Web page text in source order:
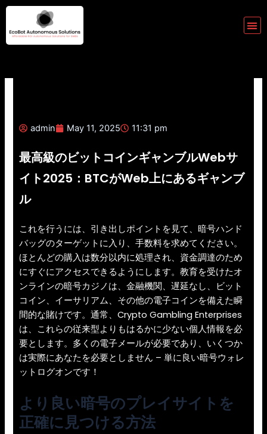
Skip
content
admin May 11, 2025 11:31 pm
最高級のビットコインギャンブルWebサ
イト2025：BTCがWeb上にあるギャンブ
ル
これを行うには、引き出しポイントを見て、暗号ハンド
バッグのターゲットに入り、手数料を求めてください。
ほとんどの購入は数分以内に処理され、資金調達のため
にすぐにアクセスできるようにします。教育を受けたオ
ンラインの暗号カジノは、金融機関、遅延なし、ビット
コイン、イーサリアム、その他の電子コインを備えた瞬
間的な賭けです。通常、Crypto Gambling Enterprises
は、これらの従来型よりもはるかに少ない個人情報を必
要とします。多くの電子メールが必要であり、いくつか
は実際にあなたを必要としません – 単に良い暗号ウォレ
ットログオンです！
より良い暗号のプレイサイトを
正確に見つける方法